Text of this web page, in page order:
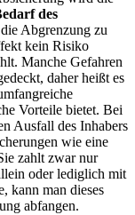
des
Abgrenzung zu
kein Risiko
Manche Gefahren
daher heißt es
Vorteile bietet. Bei
Ausfall des Inhabers
wie eine
zahlt zwar nur
oder lediglich mit
kann man dieses
abfangen.